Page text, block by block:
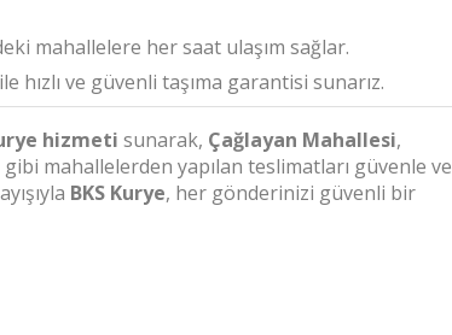
mahallelere her saat ulaşım sağlar.
hızlı ve güvenli taşıma garantisi sunarız.
hizmeti sunarak, Çağlayan Mahallesi,
gibi mahallelerden yapılan teslimatları güvenle ve
BKS Kurye, her gönderinizi güvenli bir